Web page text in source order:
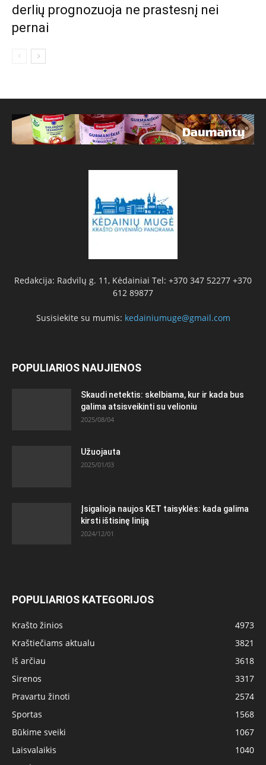
derlių prognozuoja ne prastesnį nei
pernai
Redakcija: Radvilų g. 11, Kėdainiai Tel: +370 347 52277 +370
612 89877
Susisiekite su mumis: kedainiumuge@gmail.com
POPULIARIOS NAUJIENOS
Skaudi netektis: skelbiama, kur ir kada bus
galima atsisveikinti su velioniu
2025/08/04
Užuojauta
2025/01/03
Įsigalioja naujos KET taisyklės: kada galima
kirsti ištisinę liniją
2024/12/01
POPULIARIOS KATEGORIJOS
Krašto žinios
4973
Kraštiečiams aktualu
3821
Iš arčiau
3618
Sirenos
3317
Pravartu žinoti
2574
Sportas
1568
Būkime sveiki
1067
Laisvalaikis
1040